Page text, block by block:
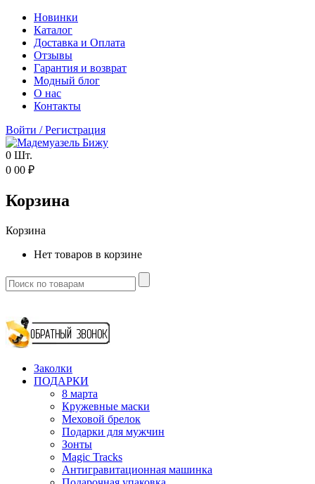
Новинки
Каталог
Доставка и Оплата
Отзывы
Гарантия и возврат
Модный блог
О нас
Контакты
Войти /Регистрация
0 Шт.
0 00 ₽
Корзина
Корзина
Нет товаров в корзине
Заколки
ПОДАРКИ
8 марта
Кружевные маски
Меховой брелок
Подарки для мужчин
Зонты
Magic Tracks
Антигравитационная машинка